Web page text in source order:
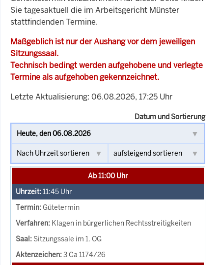
Sie tagesaktuell die im Arbeitsgericht Münster
stattfindenden Termine.
Maßgeblich ist nur der Aushang vor dem jeweiligen
Sitzungssaal.
Technisch bedingt werden aufgehobene und verlegte
Termine als aufgehoben gekennzeichnet.
Letzte Aktualisierung: 06.08.2026, 17:25 Uhr
Datum und Sortierung
Ab 11:00 Uhr
11:45 Uhr
Gütetermin
Klagen in bürgerlichen Rechtsstreitigkeiten
Sitzungssale im 1. OG
3 Ca 1174/26